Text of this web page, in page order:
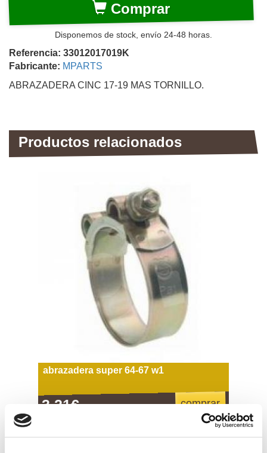
Comprar
Disponemos de stock, envío 24-48 horas.
Referencia: 33012017019K
Fabricante: MPARTS
ABRAZADERA CINC 17-19 MAS TORNILLO.
Productos relacionados
abrazadera super 64-67 w1
3,21€ comprar